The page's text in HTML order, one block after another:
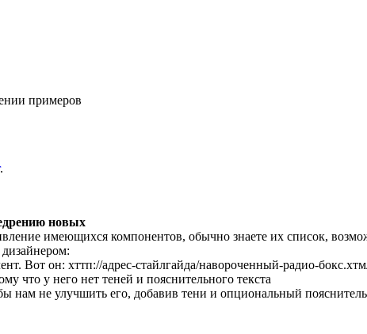
примеров
.
новых
имеющихся компонентов, обычно знаете их список,
Вот он: хттп://адрес-стайлгайда/навороченный-радио-
что у него нет теней и пояснительного текста
не улучшить его, добавив тени и опциональный